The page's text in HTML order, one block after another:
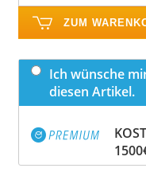
ZUM
Ich wünsche
diesen Artikel.